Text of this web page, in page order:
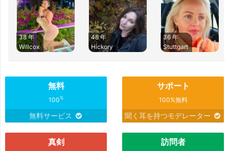
38 年
Willcox
48 年
Hickory
36 年
Stuttgart
無料
100%
無料サービス
サポート
100%無料
聞く耳を持つモデレーター
真剣 訪問者